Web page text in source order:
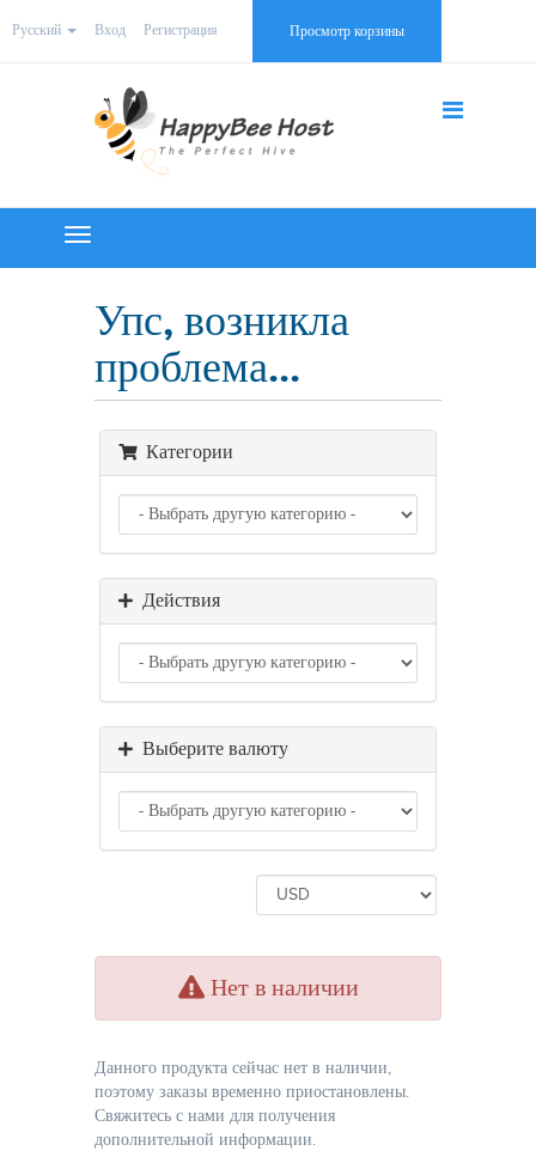
Русский Вход Регистрация Просмотр корзины
Toggle
navigation
Упс, возникла
проблема...
Категории
Действия
Выберите валюту
Нет в наличии
Данного продукта сейчас нет в наличии,
поэтому заказы временно приостановлены.
Свяжитесь с нами для получения
дополнительной информации.